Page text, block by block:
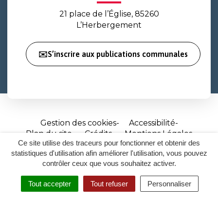
Ce site utilise des traceurs pour fonctionner et obtenir des
statistiques d'utilisation afin améliorer l'utilisation, vous pouvez
contrôler ceux que vous souhaitez activer.
Tout accepter Tout refuser Personnaliser
RECHERCHER
ACCESSIBILITÉ
21 place de l’Église, 85260
L’Herbergement
✉️S’inscrire aux publications communales
Gestion des cookies
Accessibilité
Plan du site
Crédits
Mentions Légales
Site
réalisé
par
Inovagora